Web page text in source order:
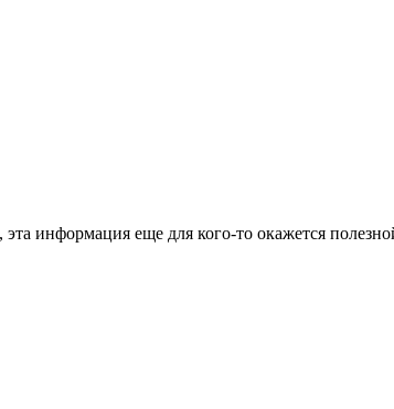
информация еще для кого-то окажется